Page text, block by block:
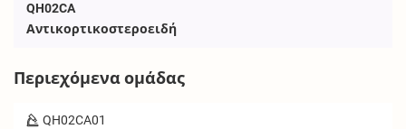
QH02CA
Αντικορτικοστεροειδή
Περιεχόμενα ομάδας
QH02CA01